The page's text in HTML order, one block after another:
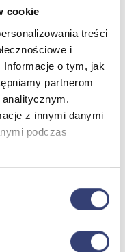
cookie
treści
i
o tym, jak
partnerom
z innymi danymi
podczas